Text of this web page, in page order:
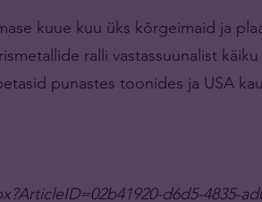
kuue kuu üks kõrgeimaid ja
ralli vastassuunalist
punastes toonides ja USA
d6d5-4835-